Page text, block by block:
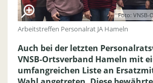
Foto: VNSB-
Arbeitstreffen Personalrat JA Hameln
Auch bei der letzten
VNSB-Ortsverband Hameln mit
umfangreichen Liste an